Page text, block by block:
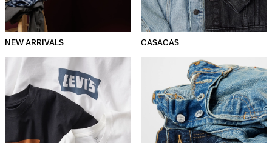
NEW ARRIVALS CASACAS